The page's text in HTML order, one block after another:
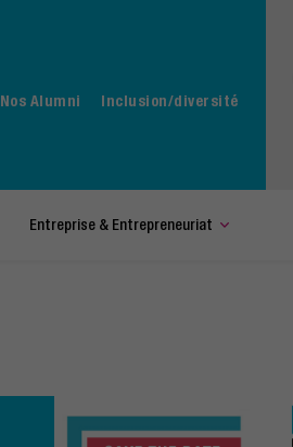
Nos Alumni Inclusion/diversité
Entreprise & Entrepreneuriat